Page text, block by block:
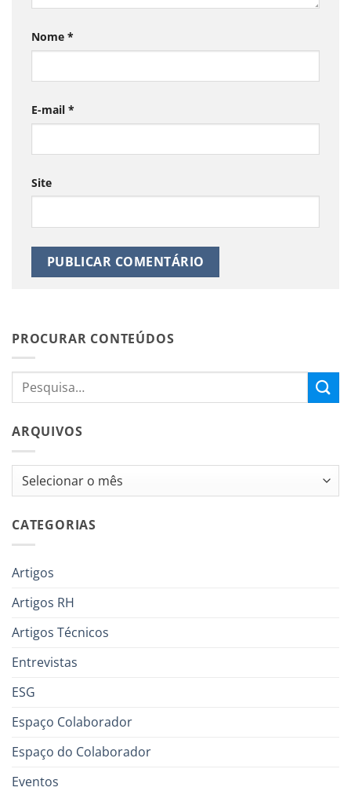
Nome *
E-mail *
Site
PROCURAR CONTEÚDOS
ARQUIVOS
Arquivos
CATEGORIAS
Artigos
Artigos RH
Artigos Técnicos
Entrevistas
ESG
Espaço Colaborador
Espaço do Colaborador
Eventos